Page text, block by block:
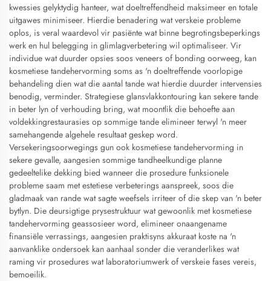
kwessies gelyktydig hanteer, wat doeltreffendheid maksimeer en totale
uitgawes minimiseer. Hierdie benadering wat verskeie probleme
oplos, is veral waardevol vir pasiënte wat binne begrotingsbeperkings
werk en hul belegging in glimlagverbetering wil optimaliseer. Vir
individue wat duurder opsies soos veneers of bonding oorweeg, kan
kosmetiese tandehervorming soms as 'n doeltreffende voorlopige
behandeling dien wat die aantal tande wat hierdie duurder intervensies
benodig, verminder. Strategiese glansvlakkontouring kan sekere tande
in beter lyn of verhouding bring, wat moontlik die behoefte aan
voldekkingrestaurasies op sommige tande elimineer terwyl 'n meer
samehangende algehele resultaat geskep word.
Versekeringsoorwegings gun ook kosmetiese tandehervorming in
sekere gevalle, aangesien sommige tandheelkundige planne
gedeeltelike dekking bied wanneer die prosedure funksionele
probleme saam met estetiese verbeterings aanspreek, soos die
gladmaak van rande wat sagte weefsels irriteer of die skep van 'n beter
bytlyn. Die deursigtige prysestruktuur wat gewoonlik met kosmetiese
tandehervorming geassosieer word, elimineer onaangename
finansiële verrassings, aangesien praktisyns akkuraat koste na 'n
aanvanklike ondersoek kan aanhaal sonder die veranderlikes wat
raming vir prosedures wat laboratoriumwerk of verskeie fases vereis,
bemoeilik.